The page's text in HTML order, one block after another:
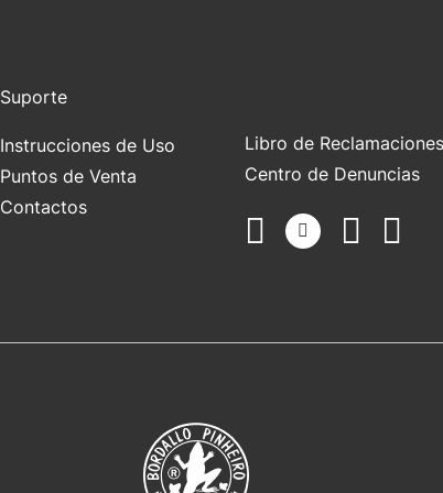
Suporte
Instrucciones de Uso
Puntos de Venta
Contactos
Libro de Reclamaciones
Centro de Denuncias